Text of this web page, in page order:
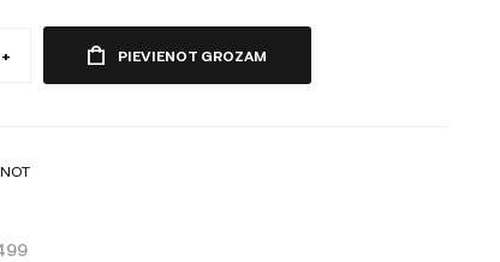
+ PIEVIENOT GROZAM